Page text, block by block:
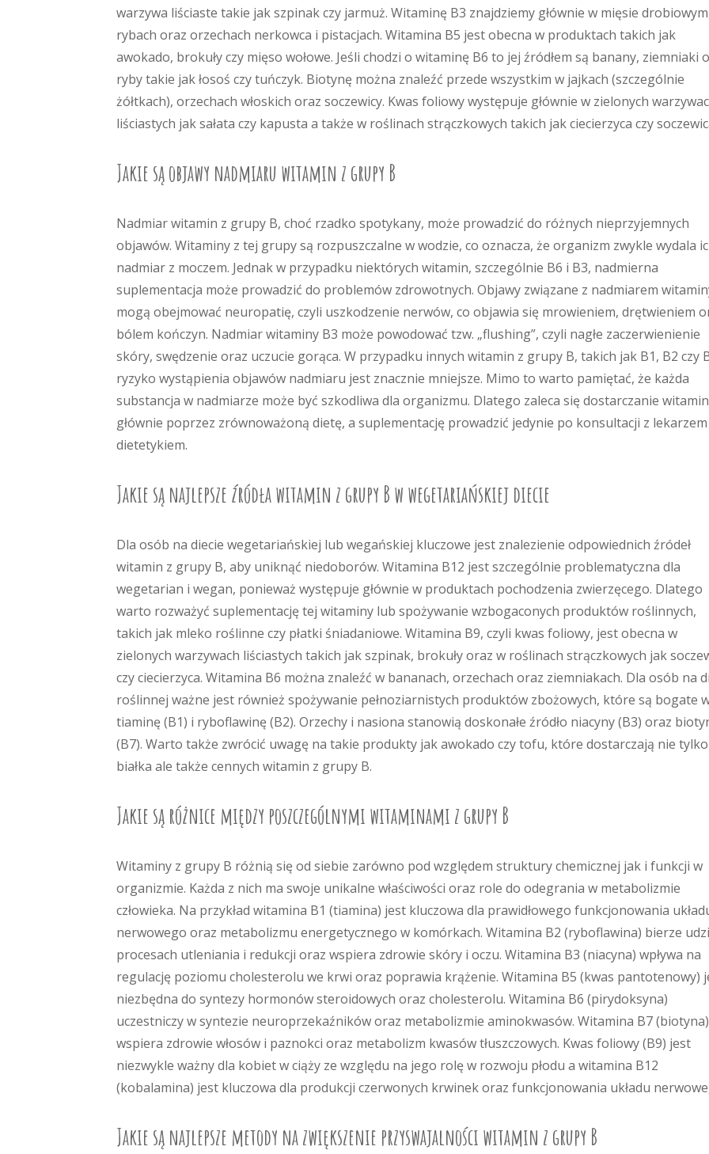
warzywa liściaste takie jak szpinak czy jarmuż. Witaminę B3 znajdziemy głównie w mięsie
rybach oraz orzechach nerkowca i pistacjach. Witamina B5 jest obecna w produktach takich jak
awokado, brokuły czy mięso wołowe. Jeśli chodzi o witaminę B6 to jej źródłem są banany, ziemniaki
ryby takie jak łosoś czy tuńczyk. Biotynę można znaleźć przede wszystkim w jajkach (szczególnie
żółtkach), orzechach włoskich oraz soczewicy. Kwas foliowy występuje głównie w zielonych
liściastych jak sałata czy kapusta a także w roślinach strączkowych takich jak ciecierzyca czy
Jakie są objawy nadmiaru witamin z grupy B
Nadmiar witamin z grupy B, choć rzadko spotykany, może prowadzić do różnych nieprzyjemnych
objawów. Witaminy z tej grupy są rozpuszczalne w wodzie, co oznacza, że organizm zwykle wydala
nadmiar z moczem. Jednak w przypadku niektórych witamin, szczególnie B6 i B3, nadmierna
suplementacja może prowadzić do problemów zdrowotnych. Objawy związane z nadmiarem
mogą obejmować neuropatię, czyli uszkodzenie nerwów, co objawia się mrowieniem, drętwieniem
bólem kończyn. Nadmiar witaminy B3 może powodować tzw. „flushing”, czyli nagłe zaczerwienienie
skóry, swędzenie oraz uczucie gorąca. W przypadku innych witamin z grupy B, takich jak B1, B2 czy
ryzyko wystąpienia objawów nadmiaru jest znacznie mniejsze. Mimo to warto pamiętać, że każda
substancja w nadmiarze może być szkodliwa dla organizmu. Dlatego zaleca się dostarczanie witamin
głównie poprzez zrównoważoną dietę, a suplementację prowadzić jedynie po konsultacji z
dietetykiem.
Jakie są najlepsze źródła witamin z grupy B w wegetariańskiej diecie
Dla osób na diecie wegetariańskiej lub wegańskiej kluczowe jest znalezienie odpowiednich źródeł
witamin z grupy B, aby uniknąć niedoborów. Witamina B12 jest szczególnie problematyczna dla
wegetarian i wegan, ponieważ występuje głównie w produktach pochodzenia zwierzęcego. Dlatego
warto rozważyć suplementację tej witaminy lub spożywanie wzbogaconych produktów roślinnych,
takich jak mleko roślinne czy płatki śniadaniowe. Witamina B9, czyli kwas foliowy, jest obecna w
zielonych warzywach liściastych takich jak szpinak, brokuły oraz w roślinach strączkowych jak
czy ciecierzyca. Witamina B6 można znaleźć w bananach, orzechach oraz ziemniakach. Dla osób na
roślinnej ważne jest również spożywanie pełnoziarnistych produktów zbożowych, które są bogate
tiaminę (B1) i ryboflawinę (B2). Orzechy i nasiona stanowią doskonałe źródło niacyny (B3) oraz
(B7). Warto także zwrócić uwagę na takie produkty jak awokado czy tofu, które dostarczają nie tylko
białka ale także cennych witamin z grupy B.
Jakie są różnice między poszczególnymi witaminami z grupy B
Witaminy z grupy B różnią się od siebie zarówno pod względem struktury chemicznej jak i funkcji w
organizmie. Każda z nich ma swoje unikalne właściwości oraz role do odegrania w metabolizmie
człowieka. Na przykład witamina B1 (tiamina) jest kluczowa dla prawidłowego funkcjonowania
nerwowego oraz metabolizmu energetycznego w komórkach. Witamina B2 (ryboflawina) bierze
procesach utleniania i redukcji oraz wspiera zdrowie skóry i oczu. Witamina B3 (niacyna) wpływa na
regulację poziomu cholesterolu we krwi oraz poprawia krążenie. Witamina B5 (kwas pantotenowy)
niezbędna do syntezy hormonów steroidowych oraz cholesterolu. Witamina B6 (pirydoksyna)
uczestniczy w syntezie neuroprzekaźników oraz metabolizmie aminokwasów. Witamina B7 (biotyna)
wspiera zdrowie włosów i paznokci oraz metabolizm kwasów tłuszczowych. Kwas foliowy (B9) jest
niezwykle ważny dla kobiet w ciąży ze względu na jego rolę w rozwoju płodu a witamina B12
(kobalamina) jest kluczowa dla produkcji czerwonych krwinek oraz funkcjonowania układu
Jakie są najlepsze metody na zwiększenie przyswajalności witamin z grupy B